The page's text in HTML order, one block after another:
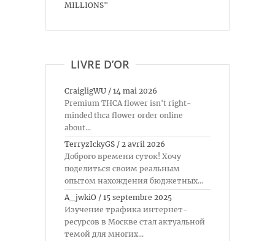
MILLIONS"
LIVRE D’OR
CraigligWU / 14 mai 2026
Premium THCA flower isn't right-
minded thca flower order online
about...
TerryzIckyGS / 2 avril 2026
Доброго времени суток! Хочу
поделиться своим реальным
опытом нахождения бюджетных...
A_jwkiO / 15 septembre 2025
Изучение трафика интернет-
ресурсов в Москве стал актуальной
темой для многих...